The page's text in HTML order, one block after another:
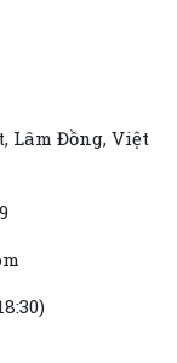
Lâm Đồng, Việt